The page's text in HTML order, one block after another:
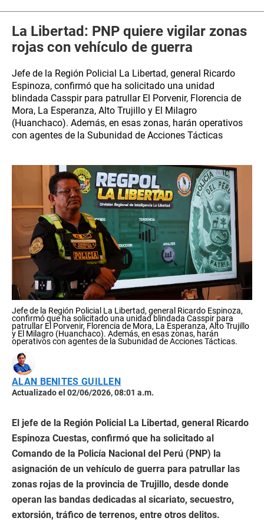
La Libertad: PNP quiere vigilar zonas
rojas con vehículo de guerra
Jefe de la Región Policial La Libertad, general Ricardo
Espinoza, confirmó que ha solicitado una unidad
blindada Casspir para patrullar El Porvenir, Florencia de
Mora, La Esperanza, Alto Trujillo y El Milagro
(Huanchaco). Además, en esas zonas, harán operativos
con agentes de la Subunidad de Acciones Tácticas
Jefe de la Región Policial La Libertad, general Ricardo Espinoza,
confirmó que ha solicitado una unidad blindada Casspir para
patrullar El Porvenir, Florencia de Mora, La Esperanza, Alto Trujillo
y El Milagro (Huanchaco). Además, en esas zonas, harán
operativos con agentes de la Subunidad de Acciones Tácticas.
ALAN BENITES GUILLEN
Actualizado el 02/06/2026, 08:01 a.m.
El jefe de la Región Policial La Libertad, general Ricardo
Espinoza Cuestas, confirmó que ha solicitado al
Comando de la Policía Nacional del Perú (PNP) la
asignación de un vehículo de guerra para patrullar las
zonas rojas de la provincia de Trujillo, desde donde
operan las bandas dedicadas al sicariato, secuestro,
extorsión, tráfico de terrenos, entre otros delitos.